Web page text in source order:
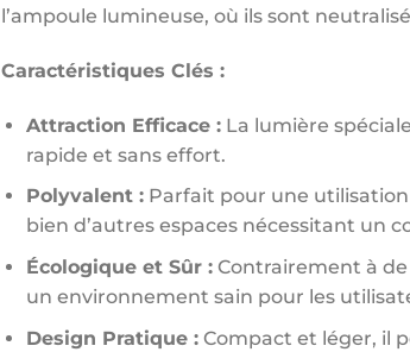
l’ampoule lumineuse, où ils sont
Caractéristiques Clés :
Attraction Efficace :La lumière
rapide et sans effort.
Polyvalent :Parfait pour une utilisation
bien d’autres espaces nécessitant un
Écologique et Sûr :Contrairement à de
un environnement sain pour les
Design Pratique :Compact et léger, il